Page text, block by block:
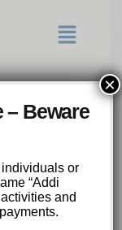
и
– Beware
individuals or
“Addi
and
×